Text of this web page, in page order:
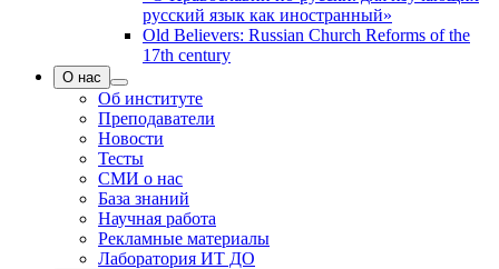
русский язык как иностранный»
Old Believers: Russian Church Reforms of the
17th century
О нас
Об институте
Преподаватели
Новости
Тесты
СМИ о нас
База знаний
Научная работа
Рекламные материалы
Лаборатория ИТ ДО